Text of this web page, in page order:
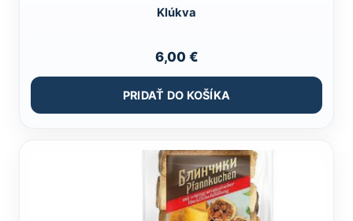
Klúkva
6,00 €
PRIDAŤ DO KOŠÍKA